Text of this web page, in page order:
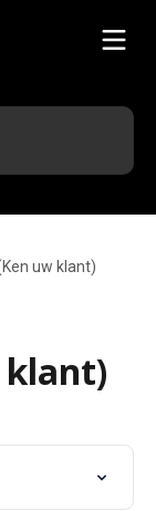
uw klant)
klant)